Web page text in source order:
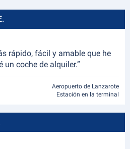
rápido, fácil y amable que he
un coche de alquiler.”
Aeropuerto de Lanzarote
Estación en la terminal